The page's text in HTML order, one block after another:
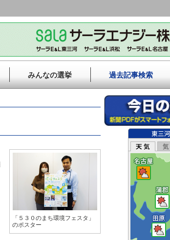
みんなの選挙 過去記事検索
「５３０のまち環境フェスタ」
のポスター